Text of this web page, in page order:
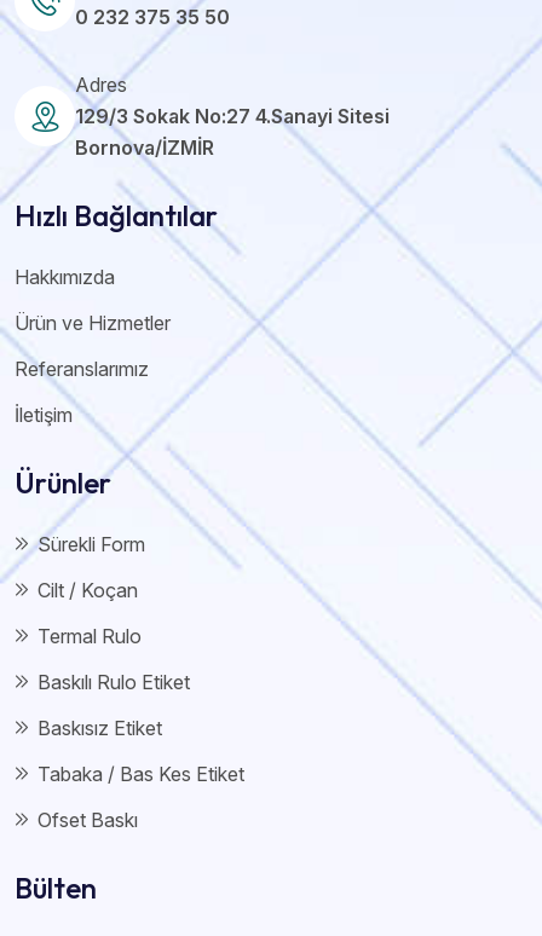
0 232 375 35 50
Adres
129/3 Sokak No:27 4.Sanayi Sitesi
Bornova/İZMİR
Hızlı Bağlantılar
Hakkımızda
Ürün ve Hizmetler
Referanslarımız
İletişim
Ürünler
Sürekli Form
Cilt / Koçan
Termal Rulo
Baskılı Rulo Etiket
Baskısız Etiket
Tabaka / Bas Kes Etiket
Ofset Baskı
Bülten